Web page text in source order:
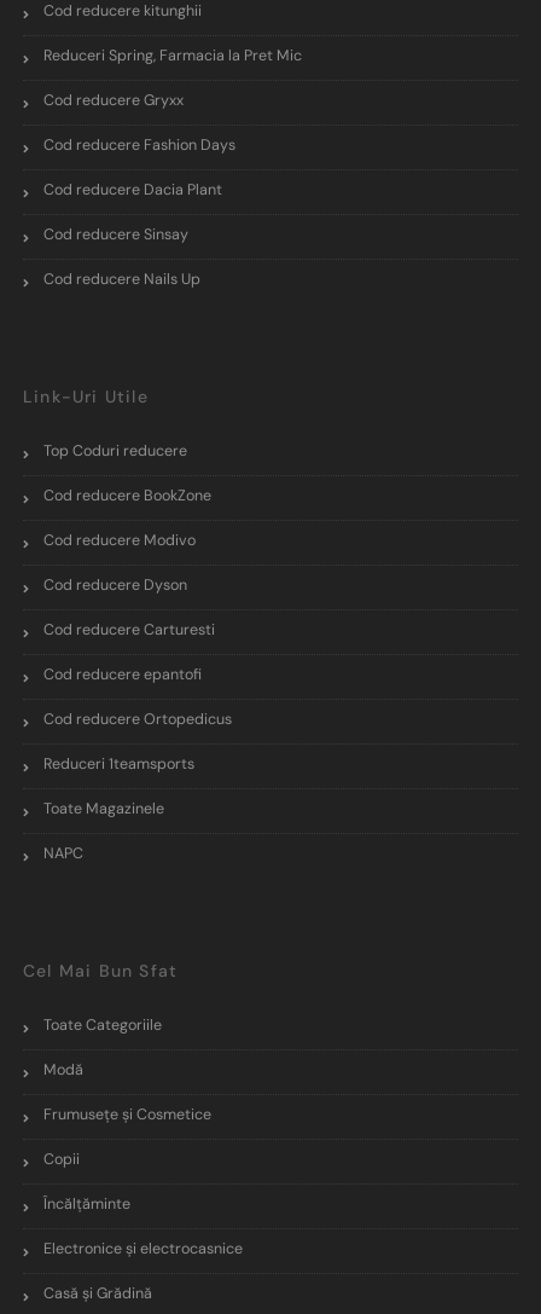
Cod reducere kitunghii
Reduceri Spring, Farmacia la Pret Mic
Cod reducere Gryxx
Cod reducere Fashion Days
Cod reducere Dacia Plant
Cod reducere Sinsay
Cod reducere Nails Up
Link-Uri Utile
Top Coduri reducere
Cod reducere BookZone
Cod reducere Modivo
Cod reducere Dyson
Cod reducere Carturesti
Cod reducere epantofi
Cod reducere Ortopedicus
Reduceri 1teamsports
Toate Magazinele
NAPC
Cel Mai Bun Sfat
Toate Categoriile
Modă
Frumusețe și Cosmetice
Copii
Încălţăminte
Electronice și electrocasnice
Casă și Grădină